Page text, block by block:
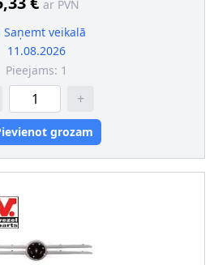
ar PVN
Saņemt veikalā
11.08.2026
Pieejams: 1
+
grozam